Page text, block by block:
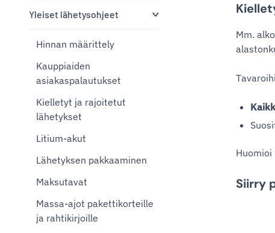
Yleiset lähetysohjeet
Hinnan määrittely
Kauppiaiden
asiakaspalautukset
Kielletyt ja rajoitetut
lähetykset
Litium-akut
Lähetyksen pakkaaminen
Maksutavat
Massa-ajot pakettikorteille
ja rahtikirjoille
Mm.
Siirry